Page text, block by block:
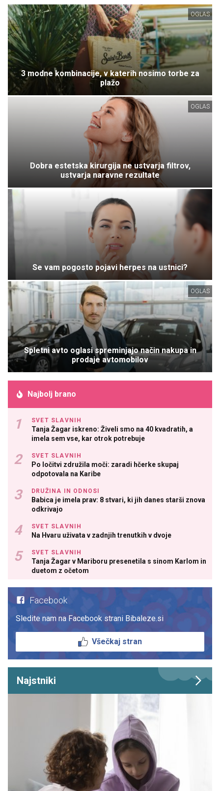
OGLAS
3 modne kombinacije, v katerih nosimo torbe za
plažo
OGLAS
Dobra estetska kirurgija ne ustvarja filtrov,
ustvarja naravne rezultate
Se vam pogosto pojavi herpes na ustnici?
OGLAS
Spletni avto oglasi spreminjajo način nakupa in
prodaje avtomobilov
Najbolj brano
SVET SLAVNIH
Tanja Žagar iskreno: Živeli smo na 40 kvadratih, a
imela sem vse, kar otrok potrebuje
SVET SLAVNIH
Po ločitvi združila moči: zaradi hčerke skupaj
odpotovala na Karibe
DRUŽINA IN ODNOSI
Babica je imela prav: 8 stvari, ki jih danes starši znova
odkrivajo
SVET SLAVNIH
Na Hvaru uživata v zadnjih trenutkih v dvoje
SVET SLAVNIH
Tanja Žagar v Mariboru presenetila s sinom Karlom in
duetom z očetom
Facebook
Sledite nam na Facebook strani Bibaleze.si
Všečkaj stran
Najstniki